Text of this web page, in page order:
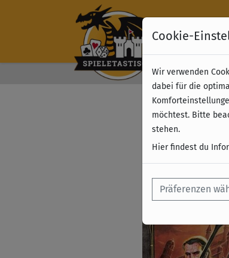
Cookie-
Wir verwenden
dabei für die
möchtest. Bitte
stehen.
Hier findest du
Präferenzen